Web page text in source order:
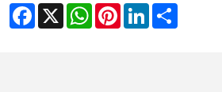
Facebook
X WhatsAppPinterestLinkedIn